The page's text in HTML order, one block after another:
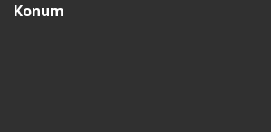
Konum